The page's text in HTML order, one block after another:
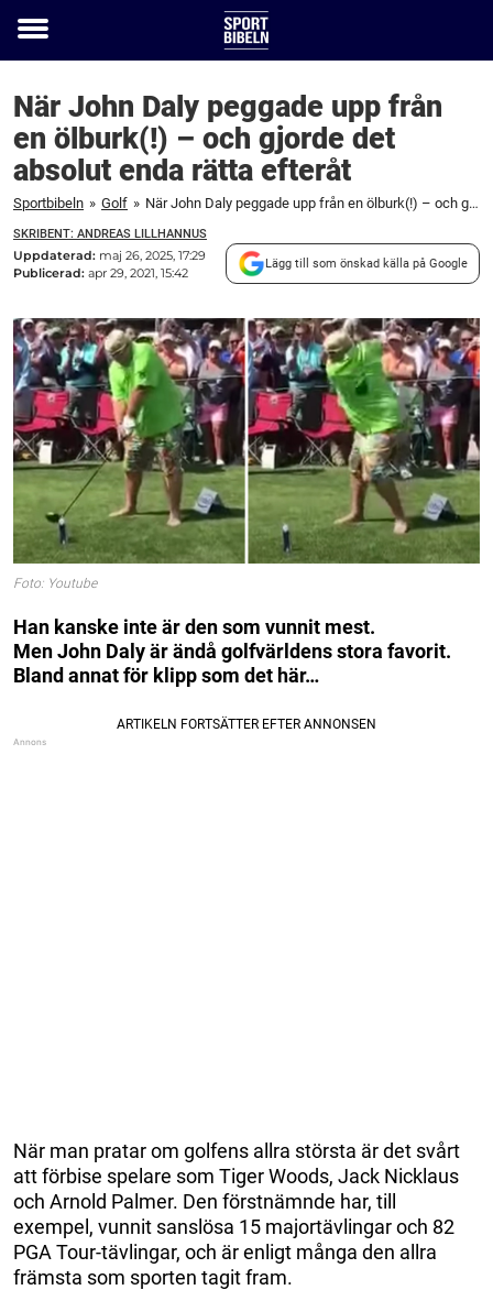
Toggle
När John Daly peggade upp från
en ölburk(!) – och gjorde det
absolut enda rätta efteråt
Sportbibeln » Golf » När John Daly peggade upp från en ölburk(!) – och gjorde det absolut enda rätta efteråt
SKRIBENT: ANDREAS LILLHANNUS
Uppdaterad: maj 26, 2025, 17:29
Publicerad: apr 29, 2021, 15:42
Lägg till som önskad källa på Google
Foto: Youtube
Han kanske inte är den som vunnit mest.
Men John Daly är ändå golfvärldens stora favorit.
Bland annat för klipp som det här…
När man pratar om golfens allra största är det svårt
att förbise spelare som Tiger Woods, Jack Nicklaus
och Arnold Palmer. Den förstnämnde har, till
exempel, vunnit sanslösa 15 majortävlingar och 82
PGA Tour-tävlingar, och är enligt många den allra
främsta som sporten tagit fram.